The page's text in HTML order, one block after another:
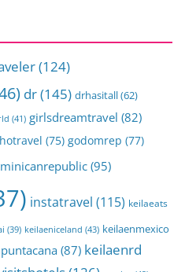
(124)
dr(145) drhasitall(62)
(41) girlsdreamtravel (82)
(75) godomrep (77)
(95)
instatravel (115) keilaeats
(39) keilaeniceland (43) keilaenmexico
(87) keilaenrd